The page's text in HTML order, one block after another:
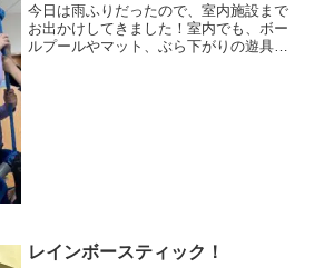
今日は雨ふりだったので、室内施設まで
お出かけしてきました！室内でも、ボー
ルプールやマット、ぶら下がりの遊具な
レインボースティック！